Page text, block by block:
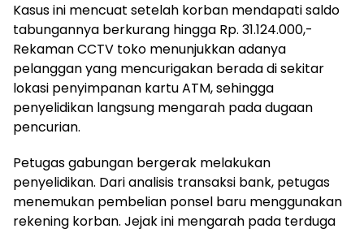
Kasus ini mencuat setelah korban mendapati saldo
tabungannya berkurang hingga Rp. 31.124.000,-
Rekaman CCTV toko menunjukkan adanya
pelanggan yang mencurigakan berada di sekitar
lokasi penyimpanan kartu ATM, sehingga
penyelidikan langsung mengarah pada dugaan
pencurian.
Petugas gabungan bergerak melakukan
penyelidikan. Dari analisis transaksi bank, petugas
menemukan pembelian ponsel baru menggunakan
rekening korban. Jejak ini mengarah pada terduga